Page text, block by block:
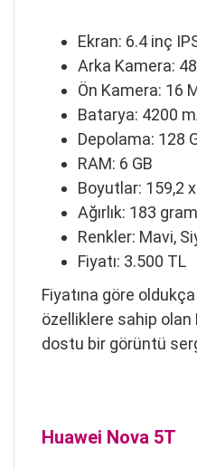
Ekran: 6.4 inç
Arka Kamera:
Ön Kamera: 16
Batarya: 4200
Depolama: 128
RAM: 6 GB
Boyutlar: 159,2
Ağırlık: 183 gram
Renkler: Mavi,
Fiyatı: 3.500 TL
Fiyatına göre
özelliklere sahip
dostu bir görüntü
Huawei Nova 5T